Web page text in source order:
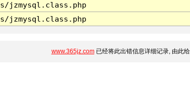
jzmysql.class.php
jzmysql.class.php
www.365jz.com已经将此出错信息详细记录, 由此